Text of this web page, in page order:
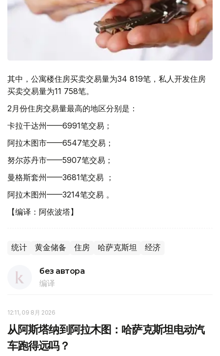
其中，公寓楼住房买卖交易量为34 819笔，私人开发住房
买卖交易量为11 758笔。
2月份住房交易量最高的地区分别是：
卡拉干达州——6991笔交易；
阿拉木图市——6547笔交易；
努尔苏丹市——5907笔交易；
曼格斯套州——3681笔交易 ；
阿拉木图州——3214笔交易 。
【编译：阿依波塔】
统计 黄金储备 住房 哈萨克斯坦 经济
без автора
编译
12:11, 09 8月 2026
从阿斯塔纳到阿拉木图：哈萨克斯坦电动汽
车跑得远吗？